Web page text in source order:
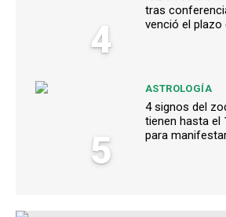
4
tras
venció el plazo
5
ASTROLOGÍA
4 signos del
tienen hasta el
para